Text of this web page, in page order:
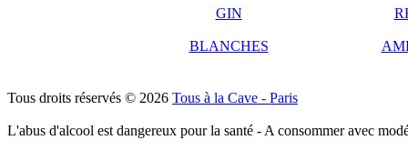
GIN
BLANCHES
Tous droits réservés © 2026 Tous à la Cave - Paris
L'abus d'alcool est dangereux pour la santé - A consommer avec